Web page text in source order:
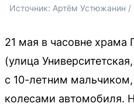
Источник: Артём Устюжанин /
21 мая в часовне храма
(улица
с 10-летним
колесами автомобиля.